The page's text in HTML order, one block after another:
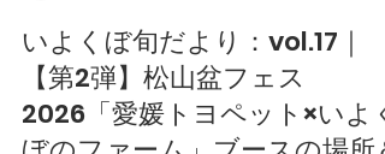
shino109791
2 日前
読了時間: 1分